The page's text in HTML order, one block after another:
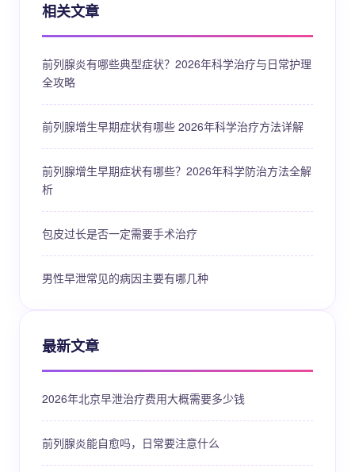
相关文章
前列腺炎有哪些典型症状？2026年科学治疗与日常护理
全攻略
前列腺增生早期症状有哪些 2026年科学治疗方法详解
前列腺增生早期症状有哪些？2026年科学防治方法全解
析
包皮过长是否一定需要手术治疗
男性早泄常见的病因主要有哪几种
最新文章
2026年北京早泄治疗费用大概需要多少钱
前列腺炎能自愈吗，日常要注意什么